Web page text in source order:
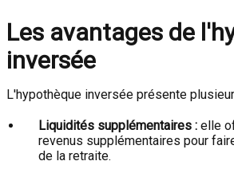
Les avantages de
inversée
L'hypothèque inversée présente
Liquidités supplémentaires : elle
revenus supplémentaires pour
de la retraite.